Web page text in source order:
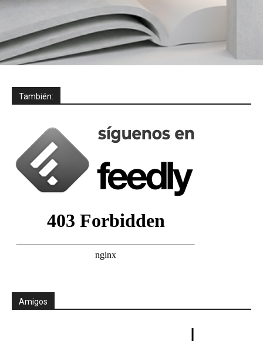
También:
Amigos